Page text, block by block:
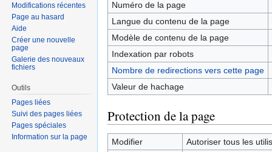
Numéro de la page
Langue du contenu de la page
Modèle de contenu de la page
Indexation par robots
Nombre de redirections vers cette page
Valeur de hachage
Protection de la page
Modifier
Autoriser tous les
Modifications récentes
Page au hasard
Aide
Créer une nouvelle
page
Galerie des nouveaux
fichiers
Outils
Pages liées
Suivi des pages liées
Pages spéciales
Information sur la page